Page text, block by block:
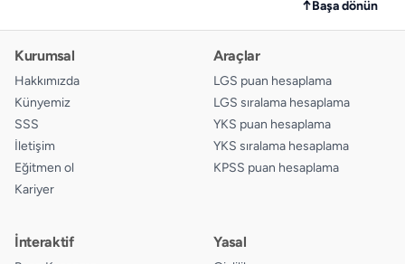
↑Başa dönün
Kurumsal
Hakkımızda
Künyemiz
SSS
İletişim
Eğitmen ol
Kariyer
Araçlar
LGS puan hesaplama
LGS sıralama hesaplama
YKS puan hesaplama
YKS sıralama hesaplama
KPSS puan hesaplama
İnteraktif Yasal